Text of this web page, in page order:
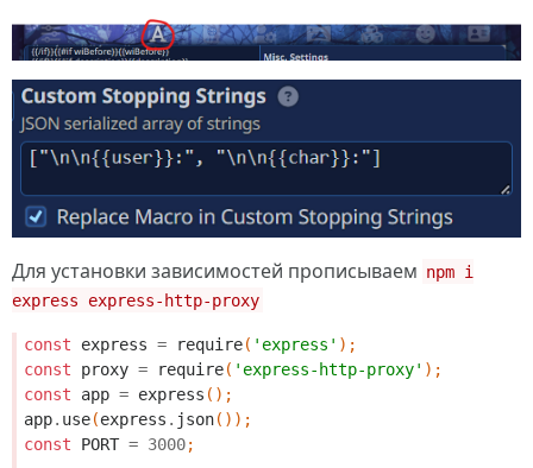
Для установки зависимостей прописываем npm i
express express-http-proxy
const express = require( 'express' );
const
proxy = require( 'express-http-proxy' );
const
app = express ();
app. use(express . json());
const
PORT = 3000;